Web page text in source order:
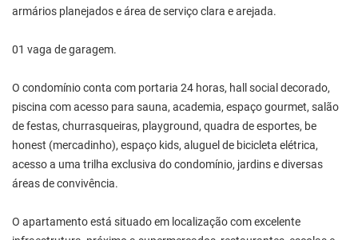
armários planejados e área de serviço clara e arejada.
01 vaga de garagem.
O condomínio conta com portaria 24 horas, hall social decorado,
piscina com acesso para sauna, academia, espaço gourmet, salão
de festas, churrasqueiras, playground, quadra de esportes, be
honest (mercadinho), espaço kids, aluguel de bicicleta elétrica,
acesso a uma trilha exclusiva do condomínio, jardins e diversas
áreas de convivência.
O apartamento está situado em localização com excelente